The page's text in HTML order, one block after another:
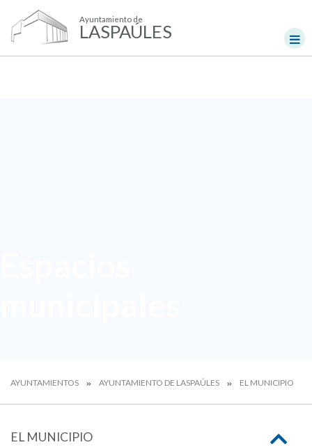
Ayuntamiento de
LASPAÚLES
AYUNTAMIENTOS AYUNTAMIENTO DE LASPAÚLES EL MUNICIPIO
EL MUNICIPIO